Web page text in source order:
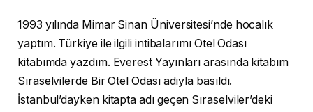
1993 yılında Mimar Sinan Üniversitesi’nde hocalık
yaptım. Türkiye ile ilgili intibalarımı Otel Odası
kitabımda yazdım. Everest Yayınları arasında kitabım
Sıraselvilerde Bir Otel Odası adıyla basıldı.
İstanbul’dayken kitapta adı geçen Sıraselviler’deki